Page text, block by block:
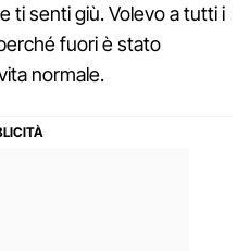
ti senti giù. Volevo a tutti i
fuori è stato
normale.